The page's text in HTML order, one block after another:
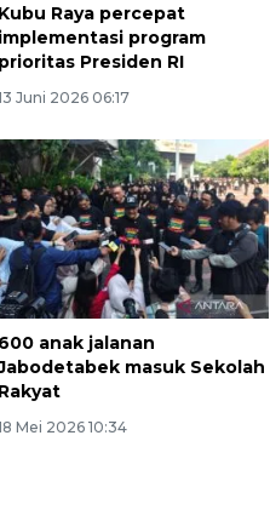
Kubu Raya percepat
implementasi program
prioritas Presiden RI
Juni 2026 06:17
600 anak jalanan
masuk Sekolah
Rakyat
Mei 2026 10:34